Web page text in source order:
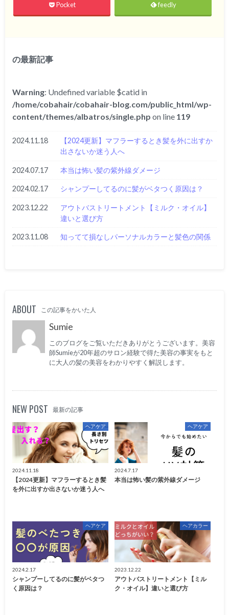
Pocket feedly
の最新記事
Warning: Undefined variable $catid in
/home/cobahair/cobahair-blog.com/public_html/wp-
content/themes/albatros/single.php on line 119
2024.11.18
【2024更新】マフラーするとき髪を外に出すか
出さないか迷う人へ
2024.07.17 本当は怖い髪の紫外線ダメージ
2024.02.17 シャンプーしてるのに髪がベタつく原因は？
2023.12.22
アウトバストリートメント【ミルク・オイル】
違いと選び方
2023.11.08 知ってて損なしパーソナルカラーと髪色の関係
ABOUT この記事をかいた人
Sumie
このブログをご覧いただきありがとうございます。美容
師Sumieが20年超のサロン経験で得た美容の事実をもと
に大人の髪の美容をわかりやすく解説します。
NEW POST 最新の記事
ヘアケア
2024.11.18
【2024更新】マフラーするとき髪
を外に出すか出さないか迷う人へ
ヘアケア
2024.7.17
本当は怖い髪の紫外線ダメージ
ヘアケア
2024.2.17
シャンプーしてるのに髪がベタつ
く原因は？
ヘアカラー
2023.12.22
アウトバストリートメント【ミル
ク・オイル】違いと選び方